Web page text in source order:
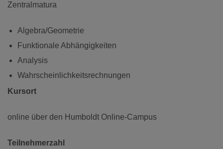
Zentralmatura
Algebra/Geometrie
Funktionale Abhängigkeiten
Analysis
Wahrscheinlichkeitsrechnungen
Kursort
online über den Humboldt Online-Campus
Teilnehmerzahl